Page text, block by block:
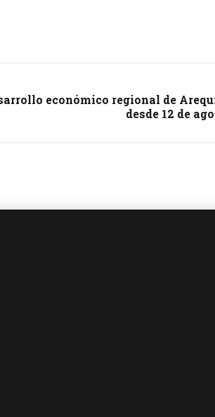
económico regional de
desde 12 de